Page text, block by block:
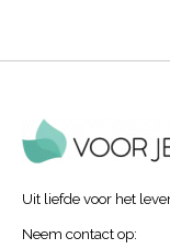
Uit liefde voor het
Neem contact op: